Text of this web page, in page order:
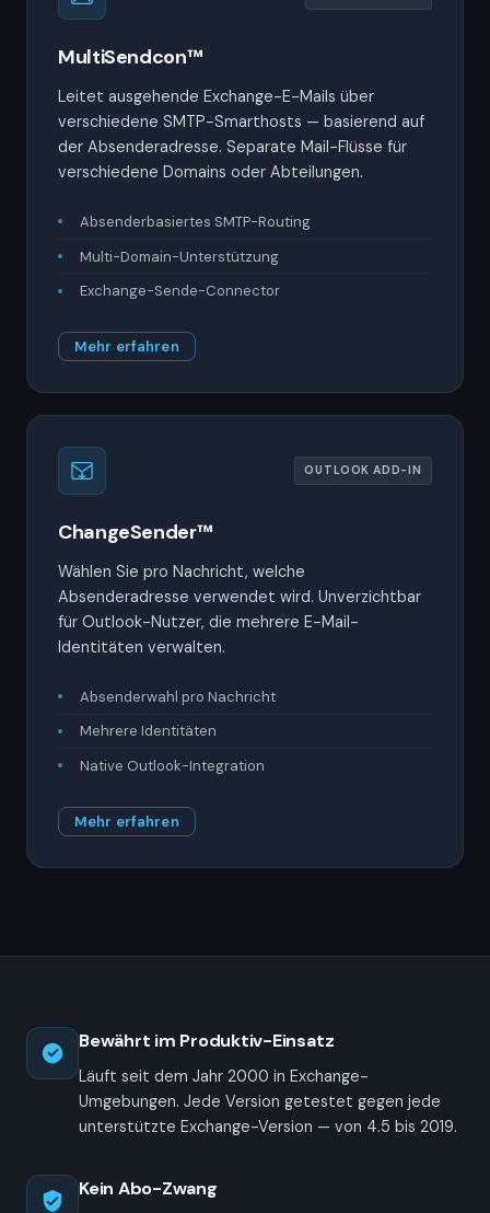
MultiSendcon™
Leitet ausgehende Exchange-E-Mails über
verschiedene SMTP-Smarthosts — basierend auf
der Absenderadresse. Separate Mail-Flüsse für
verschiedene Domains oder Abteilungen.
Absenderbasiertes SMTP-Routing
Multi-Domain-Unterstützung
Exchange-Sende-Connector
Mehr erfahren
OUTLOOK ADD-IN
ChangeSender™
Wählen Sie pro Nachricht, welche
Absenderadresse verwendet wird. Unverzichtbar
für Outlook-Nutzer, die mehrere E-Mail-
Identitäten verwalten.
Absenderwahl pro Nachricht
Mehrere Identitäten
Native Outlook-Integration
Mehr erfahren
Bewährt im Produktiv-Einsatz
Läuft seit dem Jahr 2000 in Exchange-
Umgebungen. Jede Version getestet gegen jede
unterstützte Exchange-Version — von 4.5 bis 2019.
Kein Abo-Zwang